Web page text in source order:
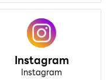
Instagram
Instagram